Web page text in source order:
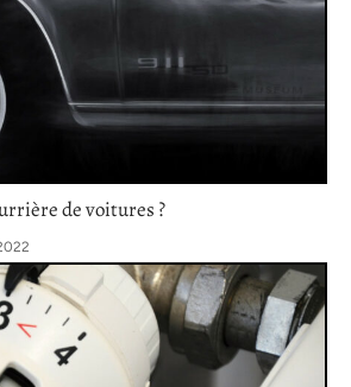
de voitures ?